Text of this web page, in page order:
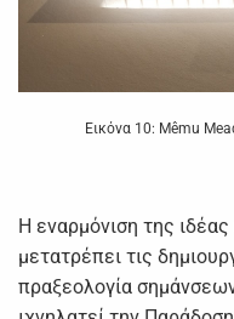
Εικόνα 10: Mêmu
Η εναρμόνιση της
μετατρέπει τις
πραξεολογία